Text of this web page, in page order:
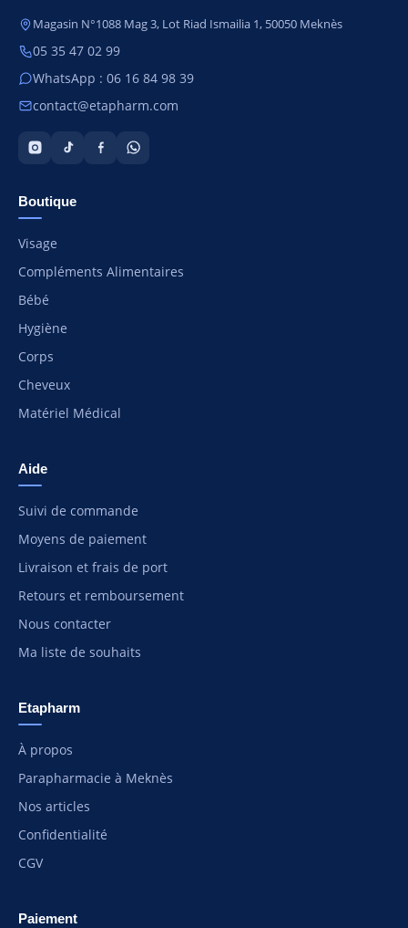
Magasin N°1088 Mag 3, Lot Riad Ismailia 1, 50050 Meknès
05 35 47 02 99
WhatsApp : 06 16 84 98 39
contact@etapharm.com
Boutique
Visage
Compléments Alimentaires
Bébé
Hygiène
Corps
Cheveux
Matériel Médical
Aide
Suivi de commande
Moyens de paiement
Livraison et frais de port
Retours et remboursement
Nous contacter
Ma liste de souhaits
Etapharm
À propos
Parapharmacie à Meknès
Nos articles
Confidentialité
CGV
Paiement